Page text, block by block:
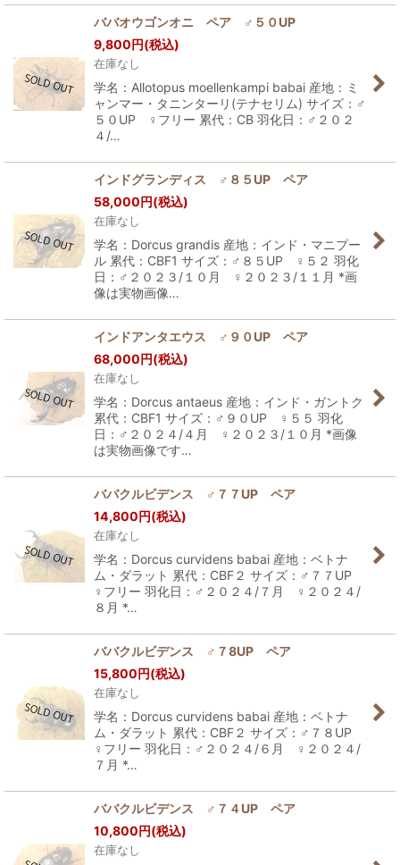
ババオウゴンオニ ペア ♂５０UP
9,800円(税込)
在庫なし
学名：Allotopus moellenkampi babai 産地：ミ
ャンマー・タニンターリ(テナセリム) サイズ：♂
５０UP ♀フリー 累代：CB 羽化日：♂２０２
４/…
インドグランディス ♂８５UP ペア
58,000円(税込)
在庫なし
学名：Dorcus grandis 産地：インド・マニプー
ル 累代：CBF1 サイズ：♂８５UP ♀５２ 羽化
日：♂２０２３/１０月 ♀２０２３/１１月 *画
像は実物画像…
インドアンタエウス ♂９０UP ペア
68,000円(税込)
在庫なし
学名：Dorcus antaeus 産地：インド・ガントク
累代：CBF1 サイズ：♂９０UP ♀５５ 羽化
日：♂２０２４/４月 ♀２０２３/１０月 *画像
は実物画像です…
ババクルビデンス ♂７７UP ペア
14,800円(税込)
在庫なし
学名：Dorcus curvidens babai 産地：ベトナ
ム・ダラット 累代：CBF２ サイズ：♂７７UP
♀フリー 羽化日：♂２０２４/７月 ♀２０２４/
８月 *…
ババクルビデンス ♂７8UP ペア
15,800円(税込)
在庫なし
学名：Dorcus curvidens babai 産地：ベトナ
ム・ダラット 累代：CBF２ サイズ：♂７８UP
♀フリー 羽化日：♂２０２４/６月 ♀２０２４/
７月 *…
ババクルビデンス ♂７４UP ペア
10,800円(税込)
在庫なし